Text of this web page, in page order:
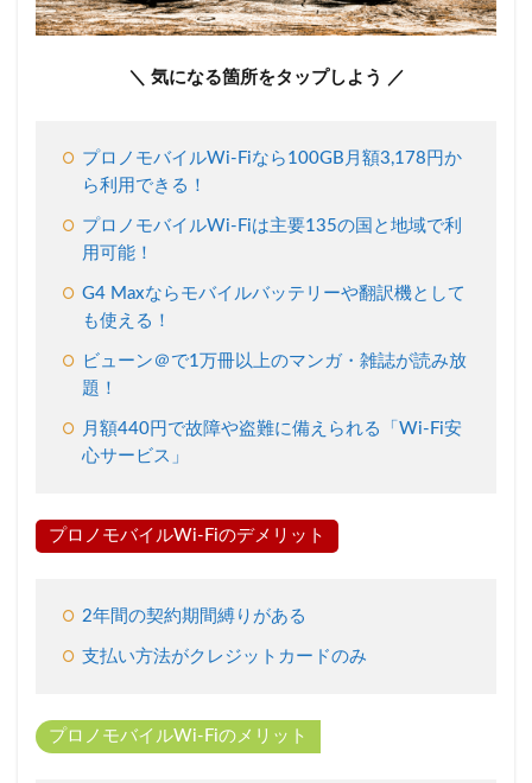
が魅
力！
Fiと
は？
2.1
毎月
をずー
っと月
3,178
円から
利用で
きる！
でも
ラウ
SIM」
バイ
ルル
＼ 気になる箇所をタップしよう ／
プロノモバイルWi-Fiなら100GB月額3,178円か
ら利用できる！
プロノモバイルWi-Fiは主要135の国と地域で利
用可能！
G4 Maxならモバイルバッテリーや翻訳機として
も使える！
ビューン＠で1万冊以上のマンガ・雑誌が読み放
題！
月額440円で故障や盗難に備えられる「Wi-Fi安
心サービス」
プロノモバイルWi-Fiのデメリット
2年間の契約期間縛りがある
支払い方法がクレジットカードのみ
プロノモバイルWi-Fiのメリット